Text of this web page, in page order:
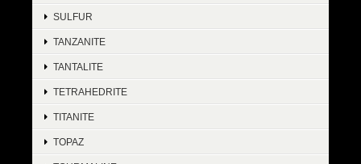
SULFUR
TANZANITE
TANTALITE
TETRAHEDRITE
TITANITE
TOPAZ